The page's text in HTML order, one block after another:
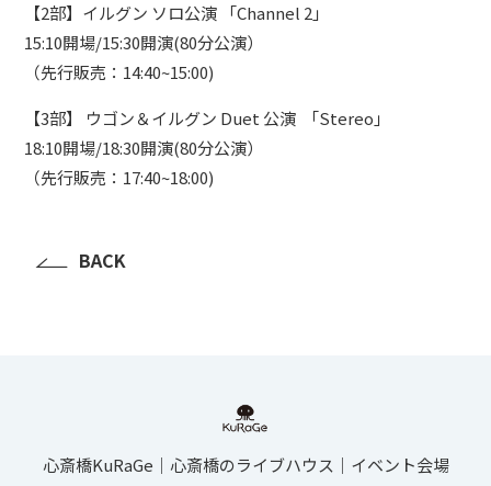
【2部】イルグン ソロ公演 「Channel 2」
15:10開場/15:30開演(80分公演）
（先行販売：14:40~15:00)
【3部】 ウゴン＆イルグン Duet 公演 「Stereo」
18:10開場/18:30開演(80分公演）
（先行販売：17:40~18:00)
BACK
心斎橋KuRaGe│心斎橋のライブハウス│イベント会場